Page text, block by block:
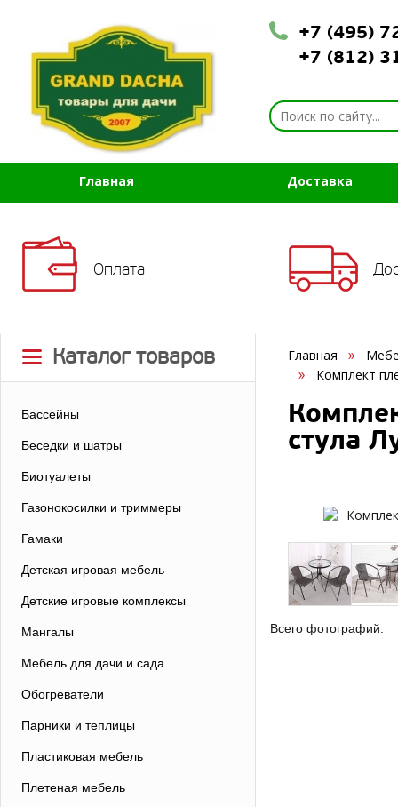
+7 (495)
+7 (812)
Главная Доставка
Оплата
Каталог товаров
Бассейны
Беседки и шатры
Биотуалеты
Газонокосилки и триммеры
Гамаки
Детская игровая мебель
Детские игровые комплексы
Мангалы
Мебель для дачи и сада
Обогреватели
Парники и теплицы
Пластиковая мебель
Плетеная мебель
Главная
Комплект
стула
Всего фотографий: